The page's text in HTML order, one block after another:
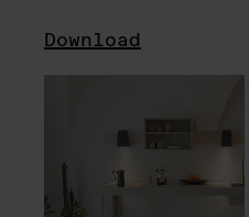
Download